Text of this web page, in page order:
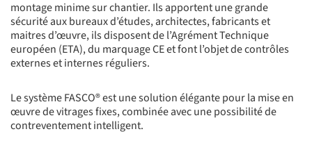
montage minime sur chantier. Ils apportent une grande
sécurité aux bureaux d’études, architectes, fabricants et
maitres d’œuvre, ils disposent de l’Agrément Technique
européen (ETA), du marquage CE et font l’objet de contrôles
externes et internes réguliers.
Le système FASCO® est une solution élégante pour la mise en
œuvre de vitrages fixes, combinée avec une possibilité de
contreventement intelligent.